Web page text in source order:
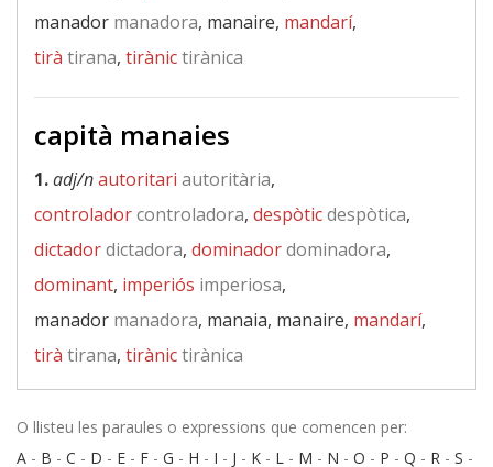
manador manadora, manaire, mandarí,
tirà tirana, tirànictirànica
capità manaies
1.adj/nautoritari autoritària,
controladorcontroladora, despòticdespòtica,
dictadordictadora, dominadordominadora,
dominant, imperiós imperiosa,
manador manadora, manaia, manaire, mandarí,
tirà tirana, tirànictirànica
O llisteu les paraules o expressions que comencen per:
A - B - C - D - E - F - G - H - I - J - K - L - M - N - O - P - Q - R - S -